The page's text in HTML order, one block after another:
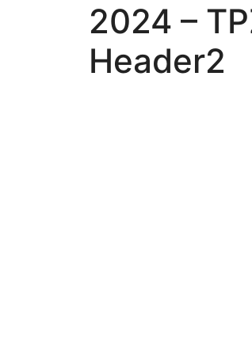
2024 –
Header2